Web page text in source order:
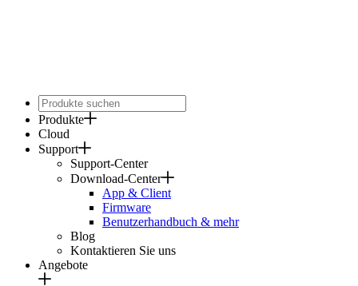
Produkte
Cloud
Support
Support-Center
Download-Center
App & Client
Firmware
Benutzerhandbuch & mehr
Blog
Kontaktieren Sie uns
Angebote